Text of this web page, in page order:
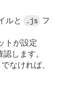
ルと .js フ
トが設定
します。
なければ、